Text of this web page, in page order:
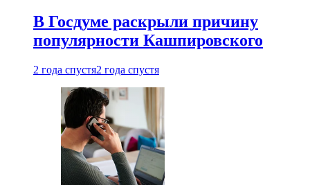
В Госдуме раскрыли причину
популярности Кашпировского
2 года спустя2 года спустя